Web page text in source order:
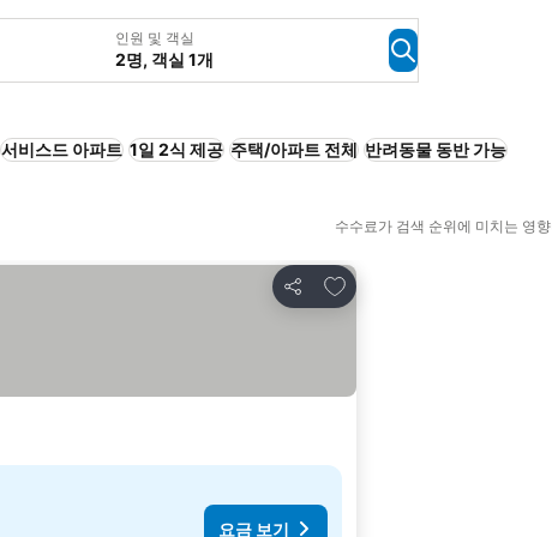
인원 및 객실
2명, 객실 1개
서비스드 아파트 1일 2식 제공 주택/아파트 전체 반려동물 동반 가능
수수료가 검색 순위에 미치는 영향
공유
즐겨찾기에 추가
요금 보기